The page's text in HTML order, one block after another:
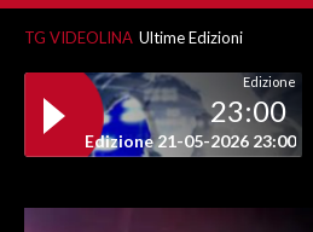
TG VIDEOLINA Ultime Edizioni
Edizione
23:00
Edizione 21-05-2026 23:00